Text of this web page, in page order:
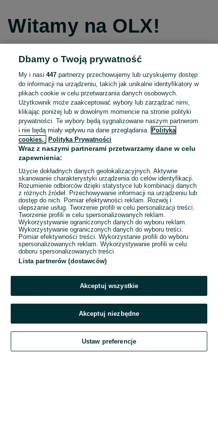
Witamy na OLX!
Kontynuuj przez Facebooka
Kontynuuj przez konto Apple
Kontynuuj przez konto Google
LUB
E-mail
Hasło
Zaloguj się
Kontynuując za pośrednictwem jednego z dostawców wskazanych powyżej,
OLX.pl w jego aktualnym brzmieniu.
Dbamy o Twoją prywatność
My i nasi447 partnerzy przechowujemy lub uzyskujemy dostęp
do informacji na urządzeniu, takich jak unikalne identyfikatory w
plikach cookie w celu przetwarzania danych osobowych.
Użytkownik może zaakceptować wybory lub zarządzać nimi,
klikając poniżej lub w dowolnym momencie na stronie polityki
prywatności. Te wybory będą sygnalizowane naszym partnerom
i nie będą miały wpływu na dane przeglądania.
Polityka
cookies,
Polityka Prywatności
Wraz z naszymi partnerami przetwarzamy dane w celu
zapewnienia:
Użycie dokładnych danych geolokalizacyjnych. Aktywne
skanowanie charakterystyki urządzenia do celów identyfikacji.
Rozumienie odbiorców dzięki statystyce lub kombinacji danych
z różnych źródeł. Przechowywanie informacji na urządzeniu lub
dostęp do nich. Pomiar efektywności reklam. Rozwój i
ulepszanie usług. Tworzenie profili w celu personalizacji treści.
Tworzenie profili w celu spersonalizowanych reklam.
Wykorzystywanie ograniczonych danych do wyboru reklam.
Wykorzystywanie ograniczonych danych do wyboru treści.
Pomiar efektywności treści. Wykorzystanie profili do wyboru
spersonalizowanych reklam. Wykorzystywanie profili w celu
doboru spersonalizowanych treści.
Lista partnerów (dostawców)
Akceptuj wszystkie
Akceptuj niezbędne
Ustaw preferencje